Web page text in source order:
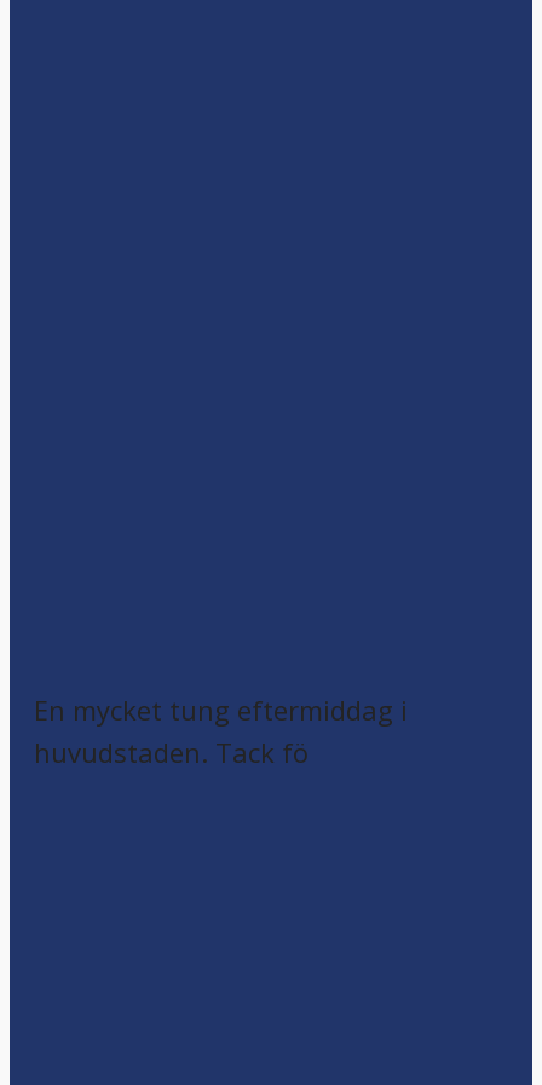
En mycket tung eftermiddag i
huvudstaden. Tack fö